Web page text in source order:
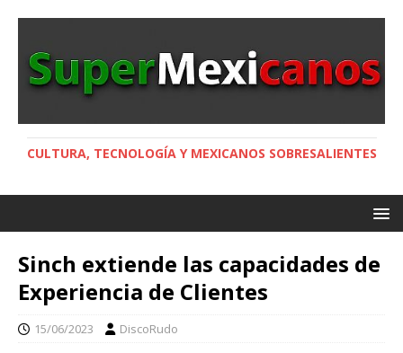
CULTURA, TECNOLOGÍA Y MEXICANOS SOBRESALIENTES
Sinch extiende las capacidades de
Experiencia de Clientes
15/06/2023 DiscoRudo